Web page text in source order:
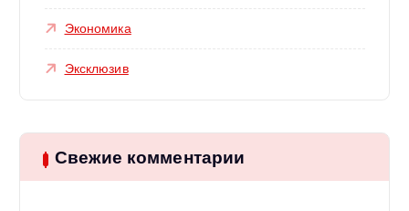
Экономика
Эксклюзив
Свежие комментарии